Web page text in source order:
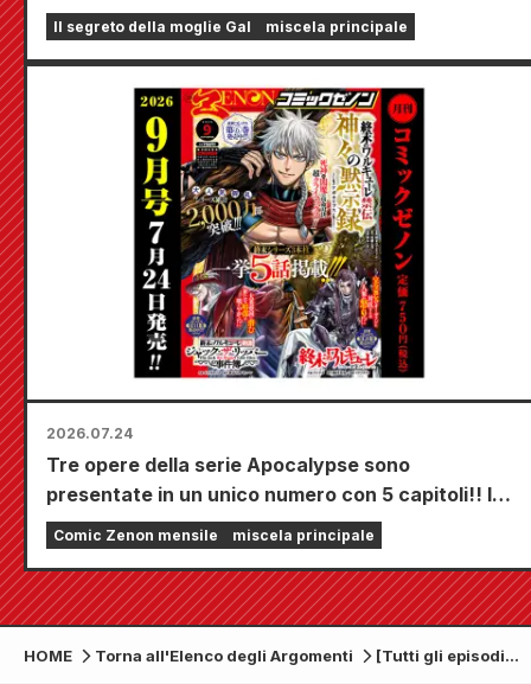
da gioco che raffigura una splendida
illustrazione di Fuyuki Tojo realizzata da Kudou! Il
uscirà il 20 ottobre!
Il segreto della moglie Gal miscela principale
2026.07.24
Tre opere della serie Apocalypse sono
presentate in un unico numero con 5 capitoli!! Il
numero di settembre 2026 di "Monthly Comic
Zenon" sarà in vendita dal 24 luglio!!
Comic Zenon mensile miscela principale
HOME Torna all'Elenco degli Argomenti
[Tutti gli episodi
sono gratuiti!!] Le